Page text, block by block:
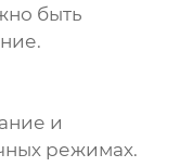
быть
и
режимах.